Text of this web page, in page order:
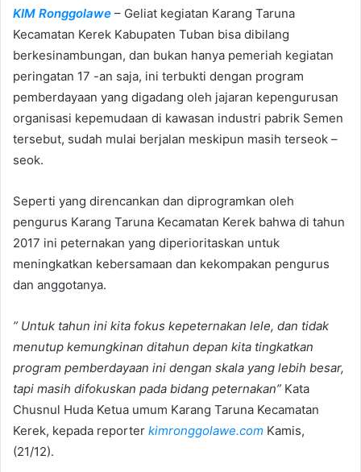
KIM Ronggolawe – Geliat kegiatan Karang Taruna
Kecamatan Kerek Kabupaten Tuban bisa dibilang
berkesinambungan, dan bukan hanya pemeriah kegiatan
peringatan 17 -an saja, ini terbukti dengan program
pemberdayaan yang digadang oleh jajaran kepengurusan
organisasi kepemudaan di kawasan industri pabrik Semen
tersebut, sudah mulai berjalan meskipun masih terseok –
seok.
Seperti yang direncankan dan diprogramkan oleh
pengurus Karang Taruna Kecamatan Kerek bahwa di tahun
2017 ini peternakan yang diperioritaskan untuk
meningkatkan kebersamaan dan kekompakan pengurus
dan anggotanya.
” Untuk tahun ini kita fokus kepeternakan lele, dan tidak
menutup kemungkinan ditahun depan kita tingkatkan
program pemberdayaan ini dengan skala yang lebih besar,
tapi masih difokuskan pada bidang peternakan” Kata
Chusnul Huda Ketua umum Karang Taruna Kecamatan
Kerek, kepada reporter kimronggolawe.com Kamis,
(21/12).